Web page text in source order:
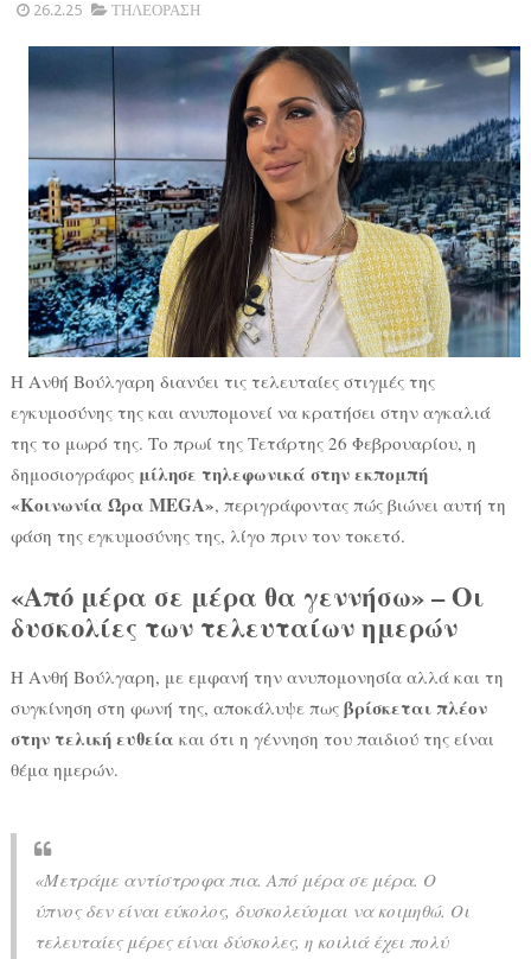
26.2.25 ΤΗΛΕΟΡΑΣΗ
Η Ανθή Βούλγαρη διανύει τις τελευταίες στιγμές της
εγκυμοσύνης της και ανυπομονεί να κρατήσει στην αγκαλιά
της το μωρό της. Το πρωί της Τετάρτης 26 Φεβρουαρίου, η
δημοσιογράφος μίλησε τηλεφωνικά στην εκπομπή
«Κοινωνία Ώρα MEGA», περιγράφοντας πώς βιώνει αυτή τη
φάση της εγκυμοσύνης της, λίγο πριν τον τοκετό.
«Από μέρα σε μέρα θα γεννήσω» – Οι
δυσκολίες των τελευταίων ημερών
Η Ανθή Βούλγαρη, με εμφανή την ανυπομονησία αλλά και τη
συγκίνηση στη φωνή της, αποκάλυψε πως βρίσκεται πλέον
στην τελική ευθεία και ότι η γέννηση του παιδιού της είναι
θέμα ημερών.
«Μετράμε αντίστροφα πια. Από μέρα σε μέρα. Ο
ύπνος δεν είναι εύκολος, δυσκολεύομαι να κοιμηθώ. Οι
τελευταίες μέρες είναι δύσκολες, η κοιλιά έχει πολύ